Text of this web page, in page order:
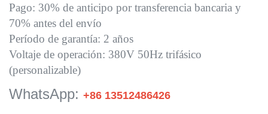
Pago: 30% de anticipo por transferencia bancaria y
70% antes del envío
Período de garantía: 2 años
Voltaje de operación: 380V 50Hz trifásico
(personalizable)
WhatsApp: +86 13512486426